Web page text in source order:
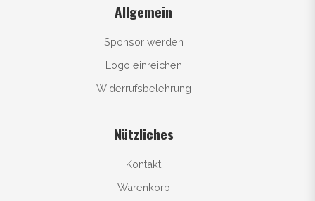
Allgemein
Sponsor werden
Logo einreichen
Widerrufsbelehrung
Nützliches
Kontakt
Warenkorb